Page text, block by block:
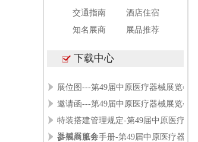
交通指南
酒店住宿
知名展商
展品推荐
下载中心
展位图---第49届中原医疗器械展览会
邀请函---第49届中原医疗器械展览会
特装搭建管理规定-第49届中原医疗
器械展览会
参展商服务手册-第49届中原医疗器